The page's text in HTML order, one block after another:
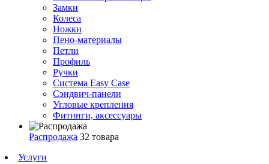
Замки
Колеса
Ножки
Пено-материалы
Петли
Профиль
Ручки
Система Easy Case
Сэндвич-панели
Угловые крепления
Фитинги, аксессуары
Распродажа 32 товара
Услуги